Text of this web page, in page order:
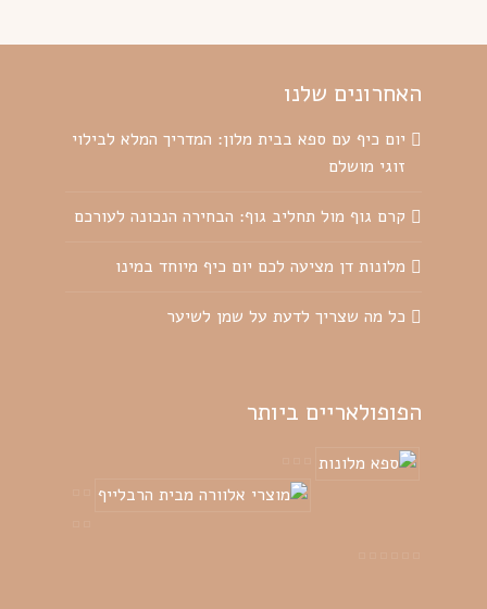
האחרונים שלנו
יום כיף עם ספא בבית מלון: המדריך המלא לבילוי
זוגי מושלם
קרם גוף מול תחליב גוף: הבחירה הנכונה לעורכם
מלונות דן מציעה לכם יום כיף מיוחד במינו
כל מה שצריך לדעת על שמן לשיער
הפופולאריים ביותר